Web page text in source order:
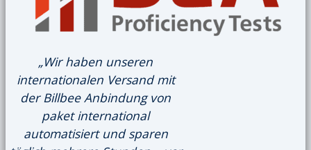
„Wir haben unseren
internationalen Versand mit
der Billbee Anbindung von
paket international
automatisiert und sparen